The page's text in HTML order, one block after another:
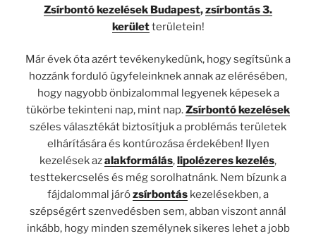
Zsírbontó kezelések Budapest,zsírbontás 3.
kerületterületein!
Már évek óta azért tevékenykedünk, hogy segítsünk a
hozzánk forduló ügyfeleinknek annak az elérésében,
hogy nagyobb önbizalommal legyenek képesek a
tükörbe tekinteni nap, mint nap.Zsírbontó kezelések
széles választékát biztosítjuk a problémás területek
elhárítására és kontúrozása érdekében! Ilyen
kezelések azalakformálás, lipolézeres kezelés,
testtekercselés és még sorolhatnánk. Nem bízunk a
fájdalommal járózsírbontás kezelésekben, a
szépségért szenvedésben sem, abban viszont annál
inkább, hogy minden személynek sikeres lehet a jobb